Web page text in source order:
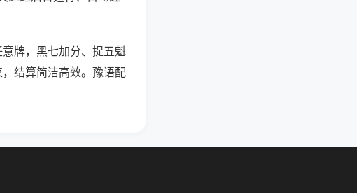
牌，黑七加分、捉五魁
结算简洁高效。豫语配